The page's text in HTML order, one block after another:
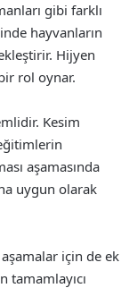
gibi farklı
hayvanların
Hijyen
rol oynar.
Kesim
aşamasında
uygun olarak
için de ek